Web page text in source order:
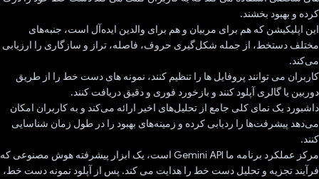
کرده و بهبود بخشند.
این اپلیکیشن که هم برای مربیان و هم برای والدین ایده‌آل است، جنبه‌های
مختلف دستخط، از جمله شکل‌گیری حروف، فاصله، تراز و سازگاری را ارزیابی
می‌کند.
کاربران می توانند پروفایل ها را تنظیم کنند، نمونه های دست خط را از طریق
دوربین یا گالری آپلود کنند و بازخورد فوری و دقیق دریافت کنند.
داشبورد یک نمای کلی جامع از تحلیل‌های اخیر ارائه می‌کند و به کاربران امکان
می‌دهد پیشرفت‌ها را ردیابی کرده و زمینه‌های بهبود را در طول زمان شناسایی
کنند.
مرکز عملکرد برنامه ما Gemini API است، یک ابزار پیشرفته هوش مصنوعی که
فرآیند تجزیه و تحلیل دست خط را هدایت می کند. پس از آپلود نمونه دست خط،